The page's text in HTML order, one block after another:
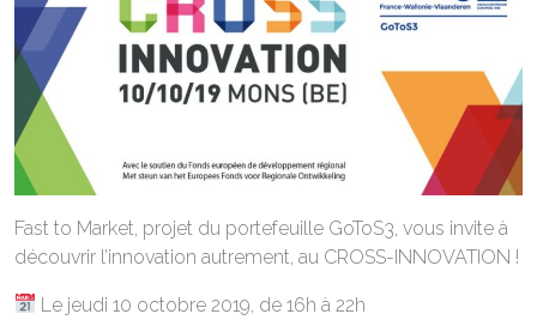
Fast to Market, projet du portefeuille GoToS3, vous invite à
découvrir l’innovation autrement, au CROSS-INNOVATION !
Le jeudi 10 octobre 2019, de 16h à 22h